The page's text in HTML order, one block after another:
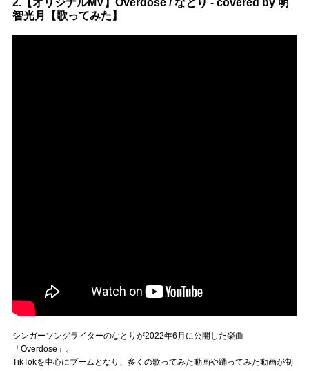
2.【オリジナルMV】Overdose / なとり - covered by 明
智光月【歌ってみた】
シンガーソングライターのなとりが2022年6月に公開した楽曲
「Overdose」。
TikTokを中心にブームとなり、多くの歌ってみた動画や踊ってみた動画が制